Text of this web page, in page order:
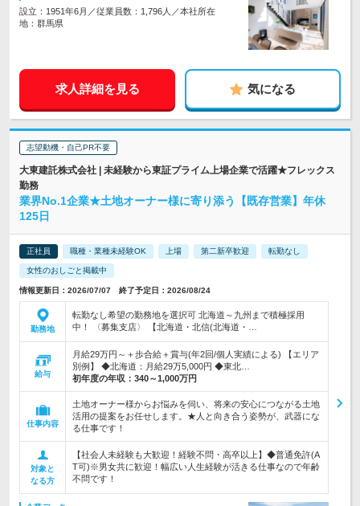
設立：1951年6月／従業員数：1,796人／本社所在
地：群馬県
求人詳細を見る 気になる
志望動機・自己PR不要
大東建託株式会社 | 未経験から東証プライム上場企業で活躍★フレックス
勤務
業界No.1企業★土地オーナー様に寄り添う【既存営業】年休
125日
正社員 職種・業種未経験OK 上場 第二新卒歓迎 転勤なし
女性のおしごと掲載中
情報更新日：2026/07/07 終了予定日：2026/08/24
勤務地
転勤なし希望の勤務地を選択可 北海道～九州まで積極採用
中！ 〈募集支店〉 【北海道・北信(北海道・…
給与
月給29万円～＋歩合給＋賞与(年2回/個人実績による) 【エリア
別例】 ◆北海道：月給29万5,000円 ◆東北…
初年度の年収： 340～1,000万円
仕事内容
土地オーナー様からお悩みを伺い、将来の安心につながる土地
活用の提案をお任せします。★人と向き合う姿勢が、武器にな
る仕事です！
対象と
なる方
【社会人未経験も大歓迎！経験不問・高卒以上】◆普通免許(A
T可)※男女共に歓迎！幅広い人生経験が活きる仕事なので年齢
不問です！